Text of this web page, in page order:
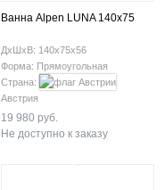
Ванна Alpen LUNA 140x75
ДхШхВ: 140х75х56
Форма: Прямоугольная
Страна:
Австрия
19 980 руб.
Не доступно к заказу